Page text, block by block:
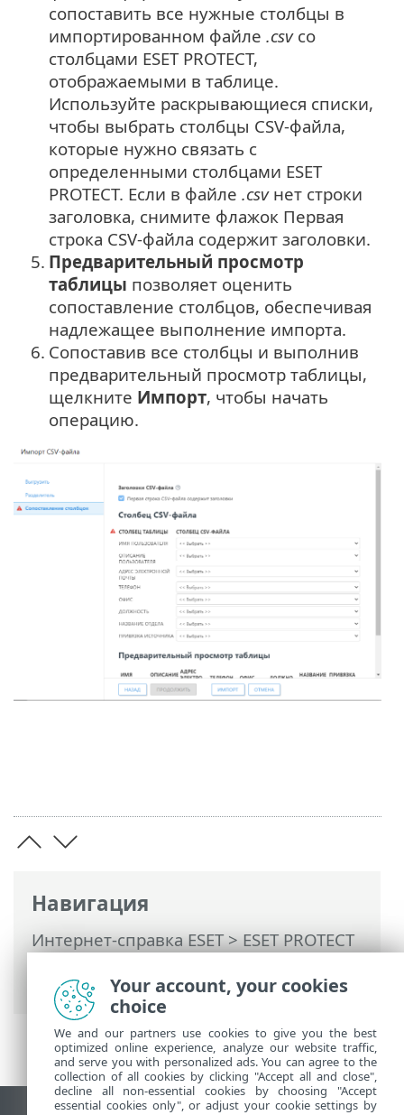
Навигация
Интернет-справка ESET>ESET PROTECT
Импорт CSV-файла
сопоставить все нужные столбцы в
импортированном файле .csvсо
столбцами ESET PROTECT,
отображаемыми в таблице.
Используйте раскрывающиеся списки,
чтобы выбрать столбцы CSV-файла,
которые нужно связать с
определенными столбцами ESET
PROTECT. Если в файле .csvнет строки
заголовка, снимите флажок Первая
строка CSV-файла содержит заголовки.
5. Предварительный просмотр
таблицы позволяет оценить
сопоставление столбцов, обеспечивая
надлежащее выполнение импорта.
6. Сопоставив все столбцы и выполнив
предварительный просмотр таблицы,
щелкните Импорт, чтобы начать
операцию.
Your account, your cookies
choice
We and our partners use cookies to give you the best
optimized online experience, analyze our website traffic,
and serve you with personalized ads. You can agree to the
collection of all cookies by clicking "Accept all and close",
decline all non-essential cookies by choosing "Accept
essential cookies only", or adjust your cookie settings by